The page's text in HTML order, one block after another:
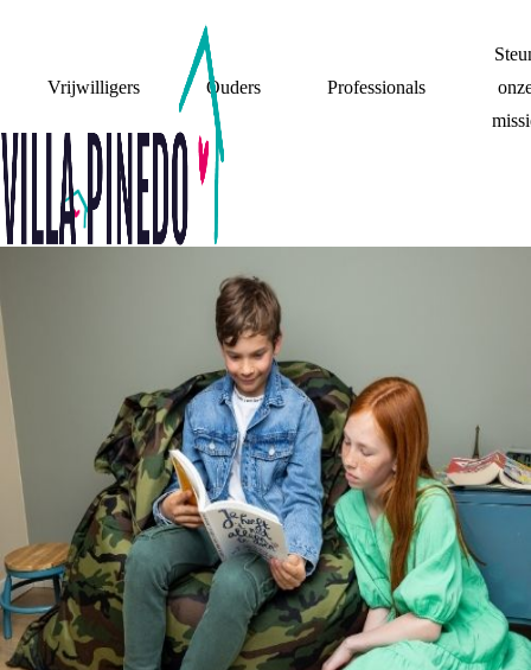
Vrijwilligers Ouders Professionals
VERHALEN
Wil je weten hoe andere kinderen en jongeren omgaan
met de scheiding van hun ouders? Lees hier hun
ervaringsverhalen!
DOORZOEK DE VERHALEN